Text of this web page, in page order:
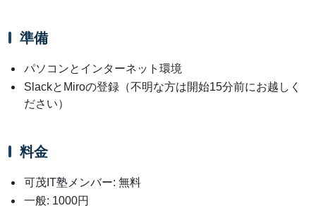
準備
パソコンとインターネット環境
SlackとMiroの登録（不明な方は開始15分前にお越しく
ださい）
料金
可茂IT塾メンバー: 無料
一般: 1000円